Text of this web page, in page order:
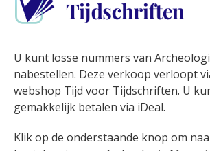
U kunt losse nummers van
nabestellen. Deze verkoop verloopt
webshop Tijd voor Tijdschriften. U
gemakkelijk betalen via iDeal.
Klik op de onderstaande knop om